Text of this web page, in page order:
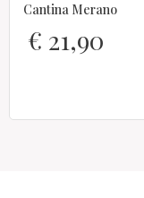
Cantina Merano
€ 21,90